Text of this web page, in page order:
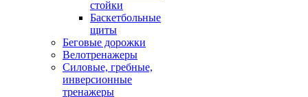
стойки
Баскетбольные
щиты
Беговые дорожки
Велотренажеры
Силовые, гребные,
инверсионные
тренажеры